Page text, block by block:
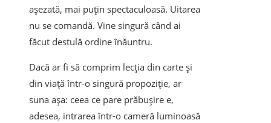
așezată, mai puțin spectaculoasă. Uitarea
nu se comandă. Vine singură când ai
făcut destulă ordine înăuntru.
Dacă ar fi să comprim lecția din carte și
din viață într-o singură propoziție, ar
suna așa: ceea ce pare prăbușire e,
adesea, intrarea într-o cameră luminoasă